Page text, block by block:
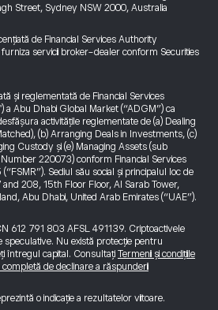
Street, Sydney NSW 2000, Australia
de Financial Services Authority
servicii broker-dealer conform Securities
și reglementată de Financial Services
a Abu Dhabi Global Market (“ADGM”) ca
activitățile reglementate de (a) Dealing
(b) Arranging Deals in Investments, (c)
Custody și (e) Managing Assets (sub
Number 220073) conform Financial Services
Sediul său social și principalul loc de
208, 15th Floor Floor, Al Sarab Tower,
Abu Dhabi, United Arab Emirates (“UAE”).
612 791 803 AFSL 491139. Criptoactivele
Nu există protecție pentru
întregul capital. Consultați Termenii și condițiile
de declinare a răspunderii
o indicație a rezultatelor viitoare.